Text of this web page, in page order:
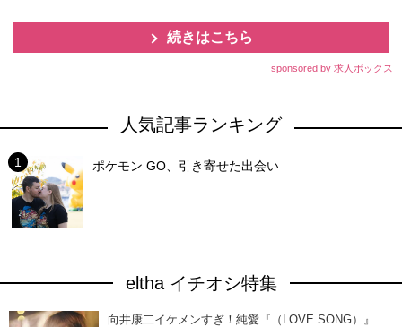
続きはこちら
sponsored by 求人ボックス
人気記事ランキング
ポケモン GO、引き寄せた出会い
eltha イチオシ特集
向井康二イケメンすぎ！純愛『（LOVE SONG）』